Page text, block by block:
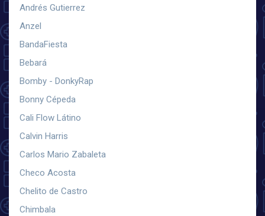
Andrés Gutierrez
Anzel
BandaFiesta
Bebará
Bomby - DonkyRap
Bonny Cépeda
Cali Flow Látino
Calvin Harris
Carlos Mario Zabaleta
Checo Acosta
Chelito de Castro
Chimbala